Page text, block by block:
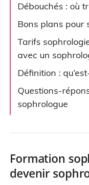
Débouchés : où
Bons plans pour
Tarifs
avec un
Définition :
Questions-
sophrologue
Formation
devenir